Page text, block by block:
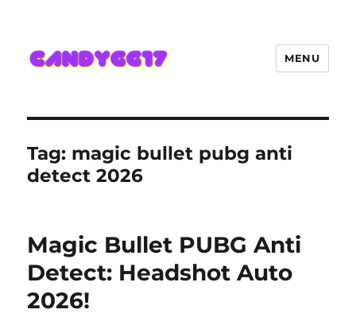
Hadir Semakin Mantap Jackpot
MENU
Tag: magic bullet pubg anti
detect 2026
Magic Bullet PUBG Anti
Detect: Headshot Auto
2026!